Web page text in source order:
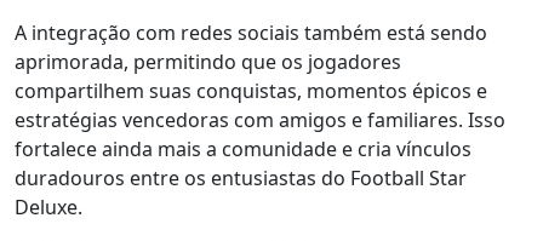
A integração com redes sociais também está sendo
aprimorada, permitindo que os jogadores
compartilhem suas conquistas, momentos épicos e
estratégias vencedoras com amigos e familiares. Isso
fortalece ainda mais a comunidade e cria vínculos
duradouros entre os entusiastas do Football Star
Deluxe.